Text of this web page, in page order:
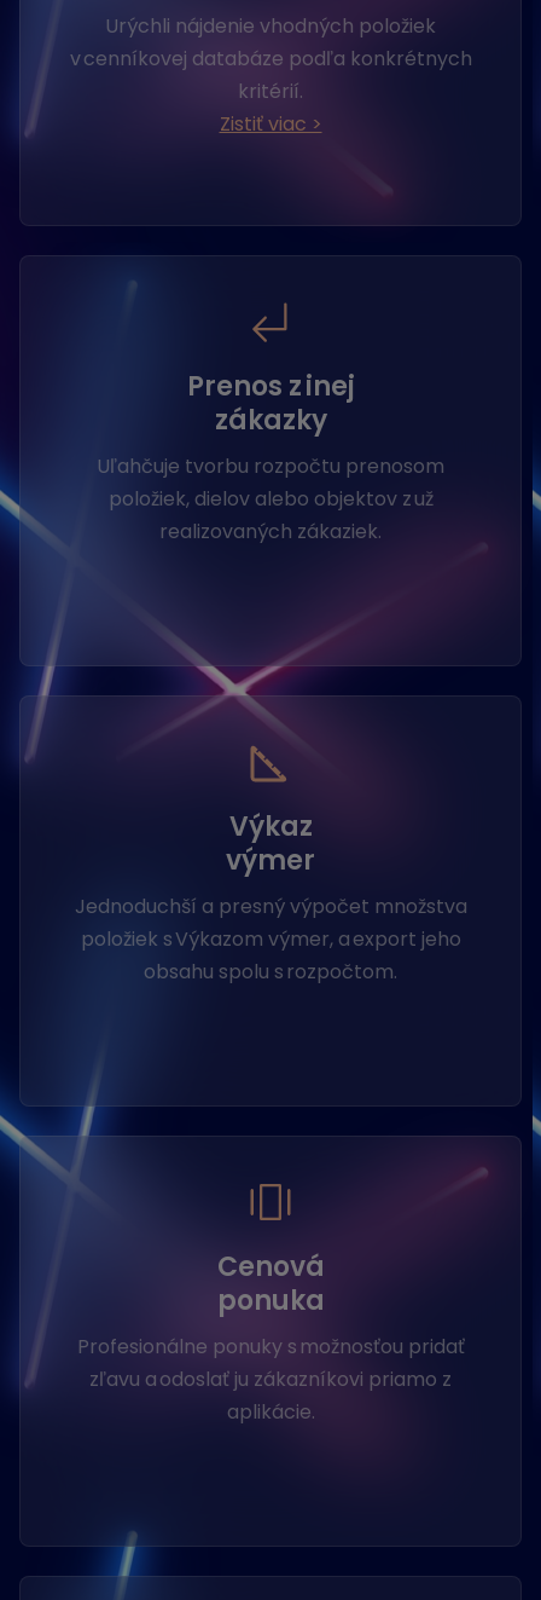
Urýchli nájdenie vhodných položiek
v cenníkovej databáze podľa konkrétnych
kritérií.
Zistiť viac >
Prenos z inej
zákazky
Uľahčuje tvorbu rozpočtu prenosom
položiek, dielov alebo objektov z už
realizovaných zákaziek.
Výkaz
výmer
Jednoduchší a presný výpočet množstva
položiek s Výkazom výmer, a export jeho
obsahu spolu s rozpočtom.
Cenová
ponuka
Profesionálne ponuky s možnosťou pridať
zľavu a odoslať ju zákazníkovi priamo z
aplikácie.